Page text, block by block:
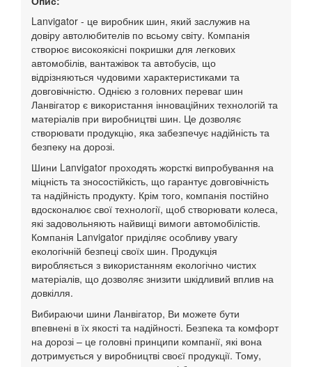
Lanvigator - це виробник шин, який заслужив на
довіру автолюбителів по всьому світу. Компанія
створює високоякісні покришки для легкових
автомобілів, вантажівок та автобусів, що
відрізняються чудовими характеристиками та
довговічністю. Однією з головних переваг шин
Ланвігатор є використання інноваційних технологій та
матеріалів при виробництві шин. Це дозволяє
створювати продукцію, яка забезпечує надійність та
безпеку на дорозі.
Шини Lanvigator проходять жорсткі випробування на
міцність та зносостійкість, що гарантує довговічність
та надійність продукту. Крім того, компанія постійно
вдосконалює свої технології, щоб створювати колеса,
які задовольняють найвищі вимоги автомобілістів.
Компанія Lanvigator приділяє особливу увагу
екологічній безпеці своїх шин. Продукція
виробляється з використанням екологічно чистих
матеріалів, що дозволяє знизити шкідливий вплив на
довкілля.
Вибираючи шини Ланвігатор, Ви можете бути
впевнені в їх якості та надійності. Безпека та комфорт
на дорозі – це головні принципи компанії, які вона
дотримується у виробництві своєї продукції. Тому,